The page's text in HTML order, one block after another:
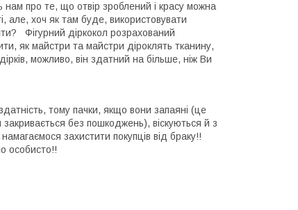
нам про те, що отвір зроблений і красу можна
але, хоч як там буде, використовувати
Фігурний діркокол розрахований
як майстри та майстри діроклять тканину,
можливо, він здатний на більше, ніж Ви
тому пачки, якщо вони запаяні (це
без пошкоджень), віскуються й з
захистити покупців від браку!!
особисто!!